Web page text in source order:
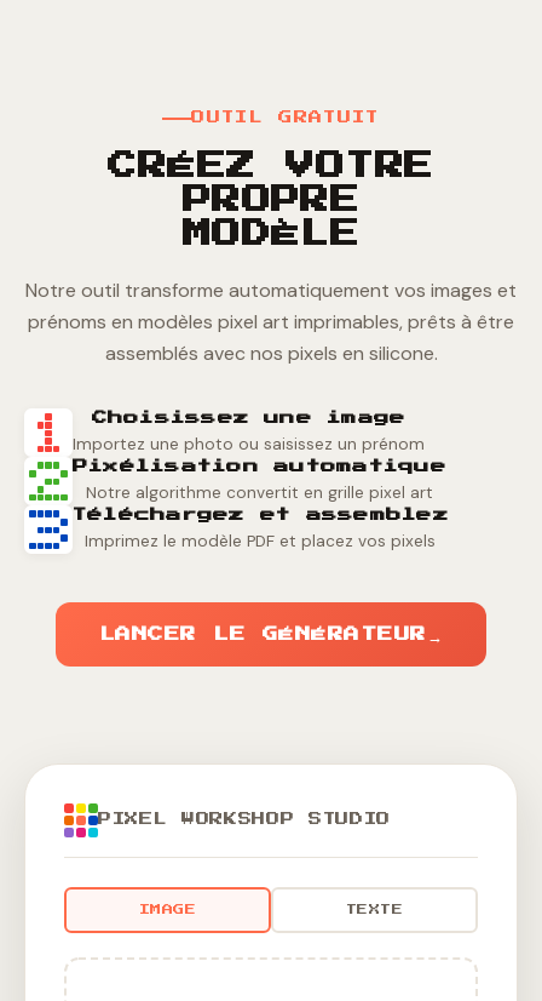
PIXEL WORKSHOP STUDIO
IMAGE TEXTE
OUTIL GRATUIT
CRÉEZ VOTRE
PROPRE
MODÈLE
Notre outil transforme automatiquement vos images et
prénoms en modèles pixel art imprimables, prêts à être
assemblés avec nos pixels en silicone.
Choisissez une image
Importez une photo ou saisissez un prénom
Pixélisation automatique
Notre algorithme convertit en grille pixel art
Téléchargez et assemblez
Imprimez le modèle PDF et placez vos pixels
LANCER LE GÉNÉRATEUR →